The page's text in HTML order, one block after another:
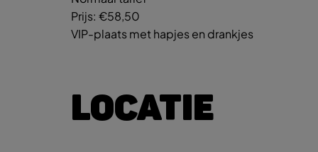
Prijs: €58,50
VIP-plaats met hapjes en drankjes
LOCATIE